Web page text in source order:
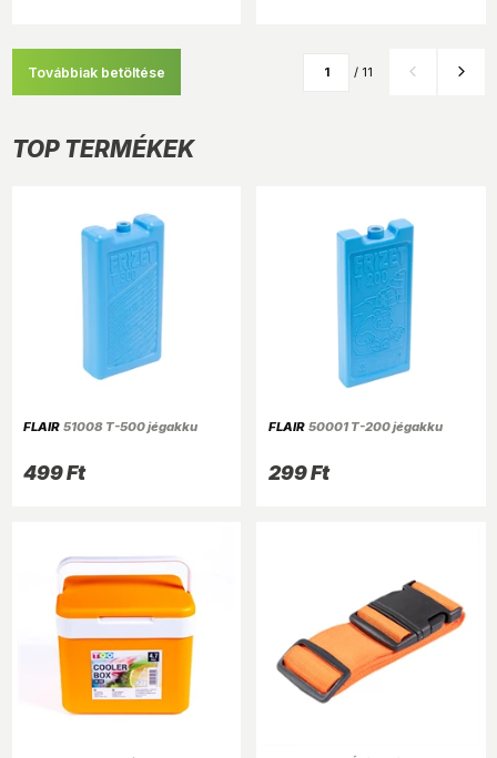
Továbbiak betöltése / 11
TOP TERMÉKEK
FLAIR 51008 T-500 jégakku
499 Ft
FLAIR 50001 T-200 jégakku
299 Ft